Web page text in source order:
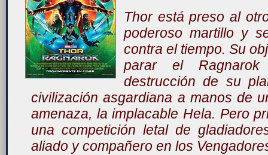
Thor está preso al
poderoso martillo y
contra el tiempo. Su
parar el
destrucción de su
civilización asgardiana a manos de
amenaza, la implacable Hela. Pero
una competición letal de
aliado y compañero en los